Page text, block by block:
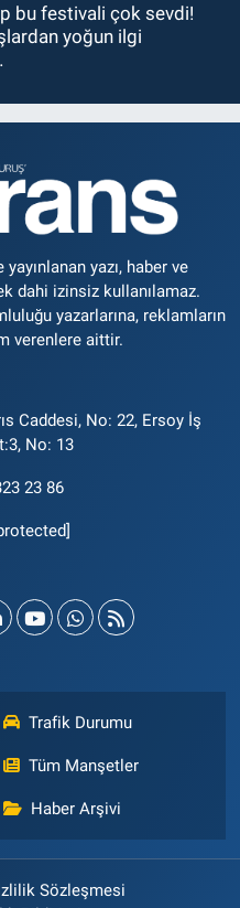
bu festivali çok sevdi!
yoğun ilgi
yazı, haber ve
dahi izinsiz kullanılamaz.
yazarlarına, reklamların
verenlere aittir.
Caddesi, No: 22, Ersoy İş
No: 13
23 86
Trafik Durumu
Tüm Manşetler
Haber Arşivi
Sözleşmesi